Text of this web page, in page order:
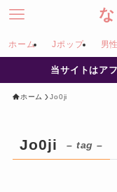
ホーム Jポップ 男
当サイトはア
ホーム Jo0ji
Jo0ji – tag –